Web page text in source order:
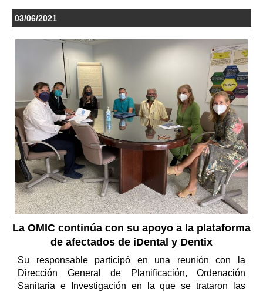
03/06/2021
La OMIC continúa con su apoyo a la plataforma
de afectados de iDental y Dentix
Su responsable participó en una reunión con la
Dirección General de Planificación, Ordenación
Sanitaria e Investigación en la que se trataron las